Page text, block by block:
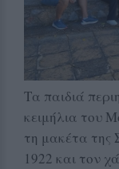
Τα παιδιά
κειμήλια του
τη μακέτα της
1922 και τον